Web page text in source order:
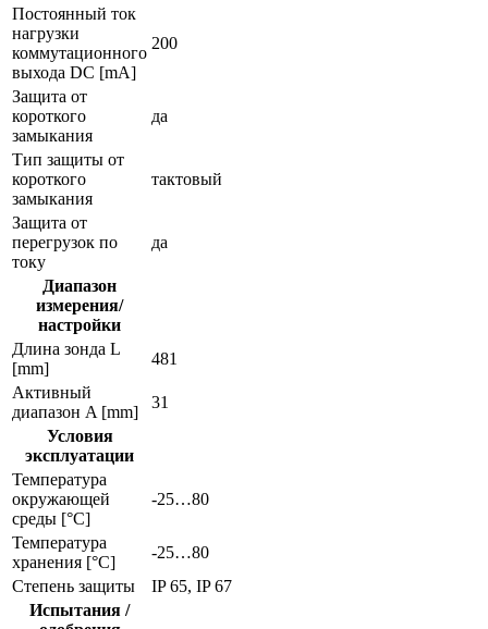
Постоянный ток
нагрузки
коммутационного
выхода DC [mA]
200
Защита от
короткого
замыкания
да
Тип защиты от
короткого
замыкания
тактовый
Защита от
перегрузок по
току
да
Диапазон
измерения/
настройки
Длина зонда L
[mm]
481
Активный
диапазон A [mm]
31
Условия
эксплуатации
Температура
окружающей
среды [°C]
-25…80
Температура
хранения [°C]
-25…80
Степень защиты
IP 65, IP 67
Испытания /